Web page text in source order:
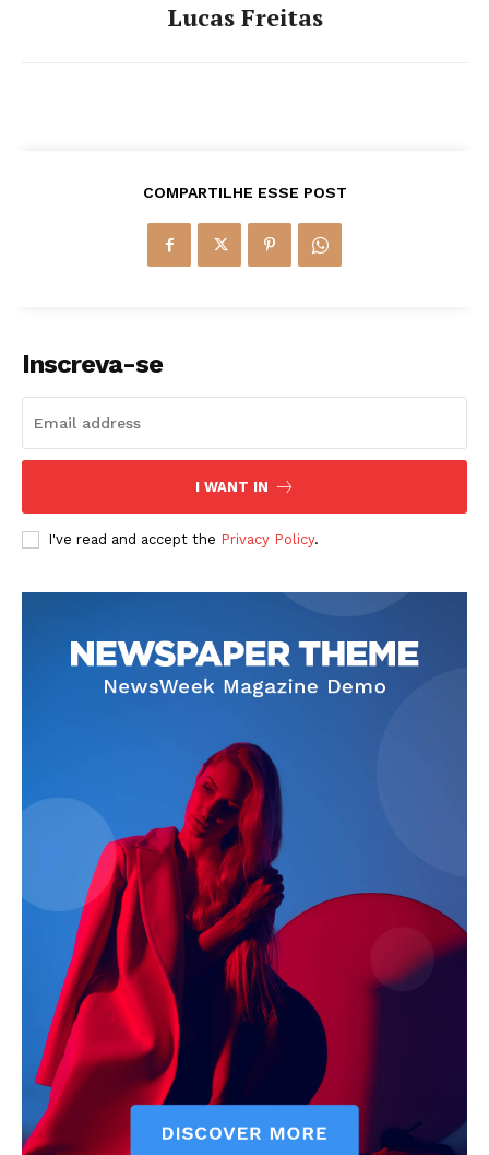
Lucas Freitas
COMPARTILHE ESSE POST
Inscreva-se
I WANT IN
I've read and accept the Privacy Policy.